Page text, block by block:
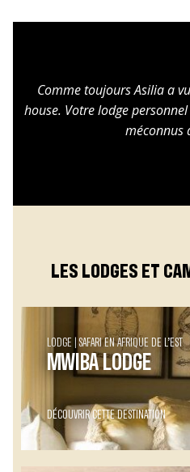
Comme toujours Asilia a
house. Votre lodge
méconnus
LES LODGES ET
LODGE SAFARI EN AFRIQUE DE L’EST
MWIBA LODGE
DÉCOUVRIR CETTE DESTINATION